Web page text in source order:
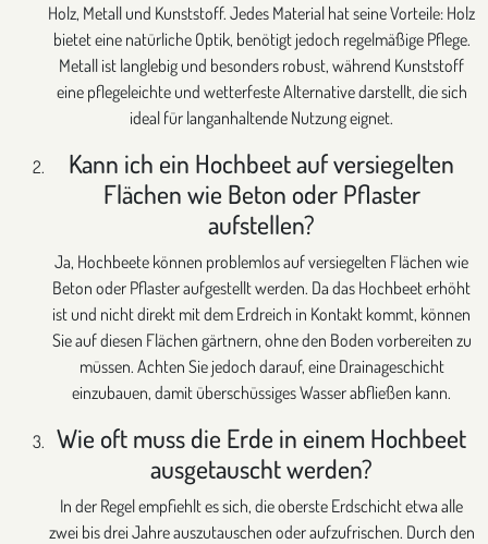
Holz, Metall und Kunststoff. Jedes Material hat seine Vorteile: Holz
bietet eine natürliche Optik, benötigt jedoch regelmäßige Pflege.
Metall ist langlebig und besonders robust, während Kunststoff
eine pflegeleichte und wetterfeste Alternative darstellt, die sich
ideal für langanhaltende Nutzung eignet.
Kann ich ein Hochbeet auf versiegelten
Flächen wie Beton oder Pflaster
aufstellen?
Ja, Hochbeete können problemlos auf versiegelten Flächen wie
Beton oder Pflaster aufgestellt werden. Da das Hochbeet erhöht
ist und nicht direkt mit dem Erdreich in Kontakt kommt, können
Sie auf diesen Flächen gärtnern, ohne den Boden vorbereiten zu
müssen. Achten Sie jedoch darauf, eine Drainageschicht
einzubauen, damit überschüssiges Wasser abfließen kann.
Wie oft muss die Erde in einem Hochbeet
ausgetauscht werden?
In der Regel empfiehlt es sich, die oberste Erdschicht etwa alle
zwei bis drei Jahre auszutauschen oder aufzufrischen. Durch den